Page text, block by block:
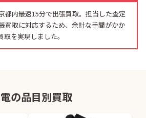
都内最速15分で出張買取。担当した査定
買取に対応するため、余計な手間がかか
を実現しました。
の品目別買取